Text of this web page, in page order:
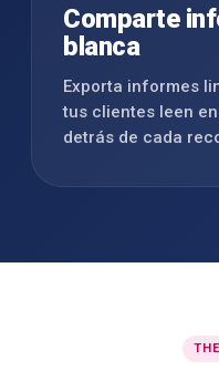
Comparte
blanca
Exporta informes
tus clientes leen
detrás de cada